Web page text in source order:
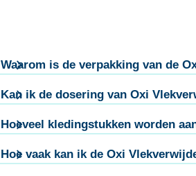
Waarom is de verpakking van de
Kan ik de dosering van Oxi
Hoeveel kledingstukken worden
Hoe vaak kan ik de Oxi